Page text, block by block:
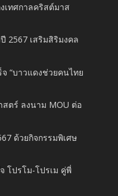
เทศกาลคริสต์มาส
2567 เสริมสิริมงคล
จ “บาวแดงช่วยคนไทย
สตร์ ลงนาม MOU ต่อ
ด้วยกิจกรรมพิเศษ
โปรโม-โปรเม คู่พี่